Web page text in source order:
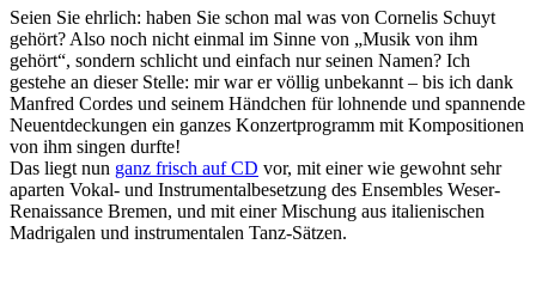
Seien Sie ehrlich: haben Sie schon mal was von Cornelis Schuyt
gehört? Also noch nicht einmal im Sinne von „Musik von ihm
gehört“, sondern schlicht und einfach nur seinen Namen? Ich
gestehe an dieser Stelle: mir war er völlig unbekannt – bis ich dank
Manfred Cordes und seinem Händchen für lohnende und spannende
Neuentdeckungen ein ganzes Konzertprogramm mit Kompositionen
von ihm singen durfte!
Das liegt nun ganz frisch auf CD vor, mit einer wie gewohnt sehr
aparten Vokal- und Instrumentalbesetzung des Ensembles Weser-
Renaissance Bremen, und mit einer Mischung aus italienischen
Madrigalen und instrumentalen Tanz-Sätzen.